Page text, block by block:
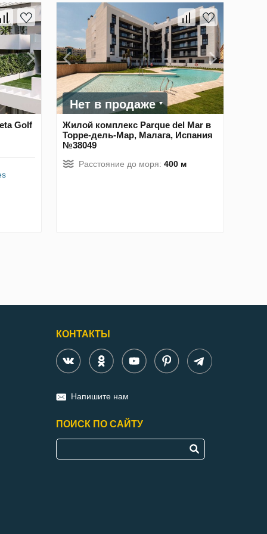
Golf
Нет в продаже
Жилой комплекс Parque del Mar в
Торре-дель-Мар, Малага, Испания
№38049
Расстояние до моря: 400 м
КОНТАКТЫ
Напишите нам
ПОИСК ПО САЙТУ